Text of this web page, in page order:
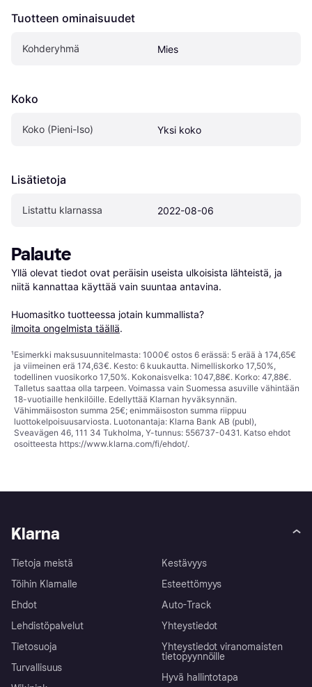
Tuotteen ominaisuudet
Kohderyhmä Mies
Koko
Koko (Pieni-Iso) Yksi koko
Lisätietoja
Listattu klarnassa 2022-08-06
Palaute
Yllä olevat tiedot ovat peräisin useista ulkoisista lähteistä, ja
niitä kannattaa käyttää vain suuntaa antavina.
Huomasitko tuotteessa jotain kummallista?
ilmoita ongelmista täällä.
¹Esimerkki maksusuunnitelmasta: 1000€ ostos 6 erässä: 5 erää à 174,65€
ja viimeinen erä 174,63€. Kesto: 6 kuukautta. Nimelliskorko 17,50%,
todellinen vuosikorko 17,50%. Kokonaisvelka: 1047,88€. Korko: 47,88€.
Talletus saattaa olla tarpeen. Voimassa vain Suomessa asuville vähintään
18-vuotiaille henkilöille. Edellyttää Klarnan hyväksynnän.
Vähimmäisoston summa 25€; enimmäisoston summa riippuu
luottokelpoisuusarviosta. Luotonantaja: Klarna Bank AB (publ),
Sveavägen 46, 111 34 Tukholma, Y-tunnus: 556737-0431. Katso ehdot
osoitteesta https://www.klarna.com/fi/ehdot/.
Klarna
Tietoja meistä
Töihin Klarnalle
Ehdot
Lehdistöpalvelut
Tietosuoja
Turvallisuus
Kestävyys
Esteettömyys
Auto-Track
Yhteystiedot
Yhteystiedot viranomaisten
tietopyynnöille
Hyvä hallintotapa